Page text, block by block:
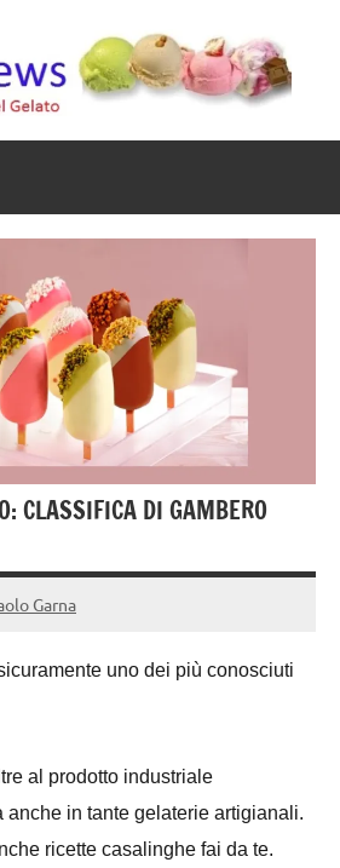
CLASSIFICA DI GAMBERO
Garna
uno dei più conosciuti
al prodotto industriale
anche in tante gelaterie artigianali.
ricette casalinghe fai da te.